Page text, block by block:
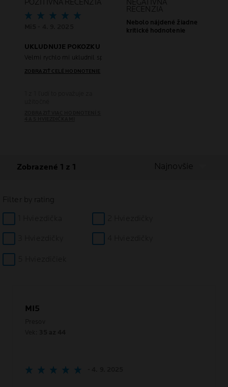
POZITÍVNA RECENZIA
UKLUDNUJE POKOZKU
Velmi rychlo mi ukludnil spalenu pokozku. Tento krem po opalovani
ZOBRAZIŤ CELÉ HODNOTENIE
NEGATÍVNA
RECENZIA
Nebolo nájdené žiadne
kritické hodnotenie
Zobrazené 1 z 1 Najnovšie
Filter by rating
MI5